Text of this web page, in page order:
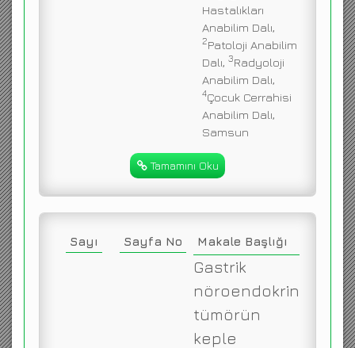
Hastalıkları
Anabilim Dalı,
2Patoloji Anabilim
Dalı, 3Radyoloji
Anabilim Dalı,
4Çocuk Cerrahisi
Anabilim Dalı,
Samsun
Tamamını Oku
Sayı Sayfa No Makale Başlığı
Gastrik
nöroendokrin
tümörün
keple